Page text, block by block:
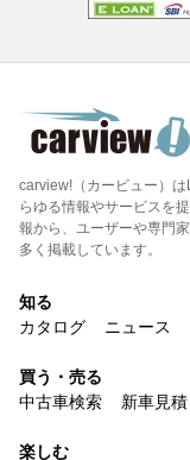
carview!（カービュー）
らゆる情報やサービスを
報から、ユーザーや専門
多く掲載しています。
知る
カタログ
ニュース
買う・売る
中古車検索
新車見積
楽しむ